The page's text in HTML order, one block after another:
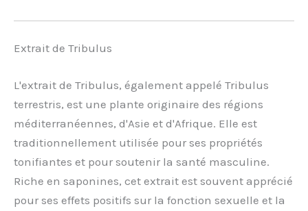
Extrait de Tribulus
L'extrait de Tribulus, également appelé Tribulus
terrestris, est une plante originaire des régions
méditerranéennes, d'Asie et d'Afrique. Elle est
traditionnellement utilisée pour ses propriétés
tonifiantes et pour soutenir la santé masculine.
Riche en saponines, cet extrait est souvent apprécié
pour ses effets positifs sur la fonction sexuelle et la